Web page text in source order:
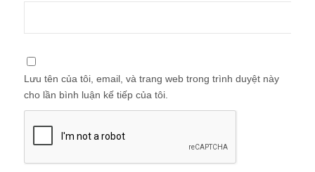
Lưu tên của tôi, email, và trang web trong trình duyệt này
cho lần bình luận kế tiếp của tôi.